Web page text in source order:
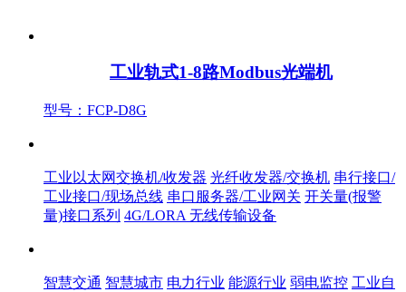
工业轨式1-8路Modbus光端机
型号：FCP-D8G
工业以太网交换机/收发器 光纤收发器/交换机 串行接口/
工业接口/现场总线 串口服务器/工业网关 开关量(报警
量)接口系列 4G/LORA 无线传输设备
智慧交通 智慧城市 电力行业 能源行业 弱电监控 工业自